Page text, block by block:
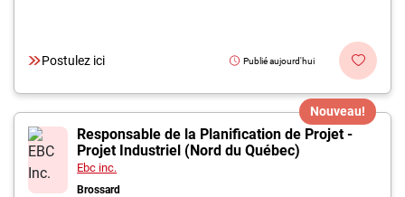
Postulez ici Publié aujourd'hui
Nouveau!
Responsable de la Planification de Projet -
Projet Industriel (Nord du Québec)
Ebc inc.
Brossard